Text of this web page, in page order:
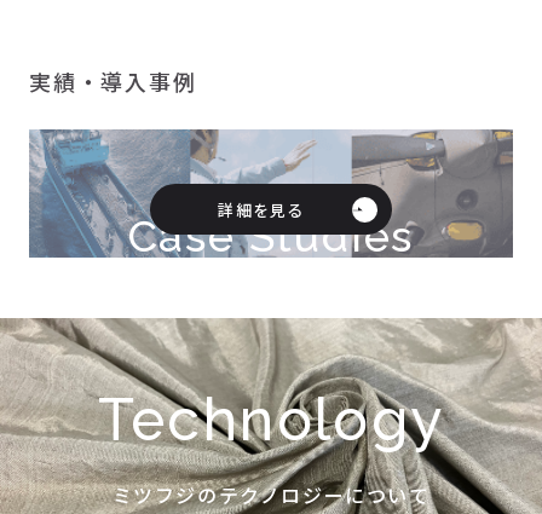
実績・導入事例
Case Studies
詳細を見る
Technology
ミツフジのテクノロジーについて